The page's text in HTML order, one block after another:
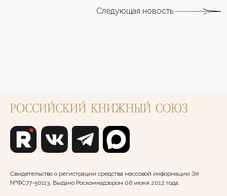
Следующая новость
Свидетельство о регистрации средства массовой информации Эл
№ФС77-50113. Выдано Роскомнадзором 06 июня 2012 года.